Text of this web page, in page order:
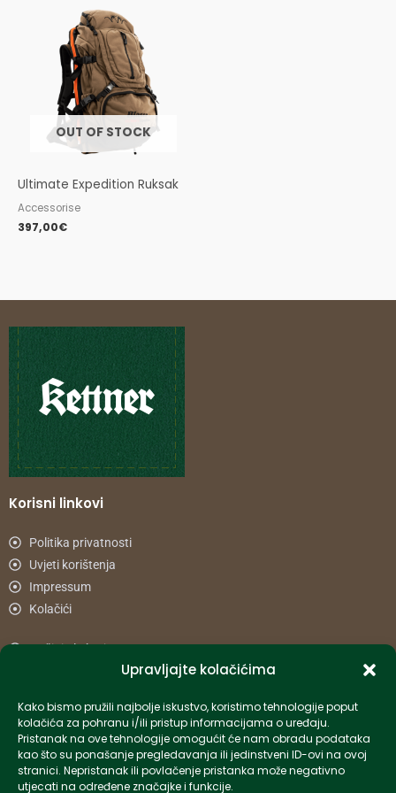
Upravljajte kolačićima
Kako bismo pružili najbolje iskustvo, koristimo tehnologije poput
kolačića za pohranu i/ili pristup informacijama o uređaju.
Pristanak na ove tehnologije omogućit će nam obradu podataka
kao što su ponašanje pregledavanja ili jedinstveni ID-ovi na ovoj
stranici. Nepristanak ili povlačenje pristanka može negativno
utjecati na određene značajke i funkcije.
OUT OF STOCK
Ultimate Expedition Ruksak
Accessorise
397,00€
Korisni linkovi
Politika privatnosti
Uvjeti korištenja
Impressum
Kolačići
Načini plaćanja
Informacije
info-hr@kettner.com